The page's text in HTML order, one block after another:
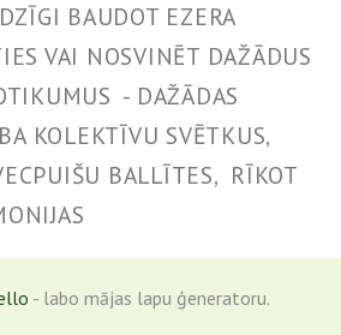
BAUDOT EZERA
VAI NOSVINĒT DAŽĀDUS
- DAŽĀDAS
KOLEKTĪVU SVĒTKUS,
BALLĪTES, RĪKOT
- labo mājas lapu ģeneratoru.